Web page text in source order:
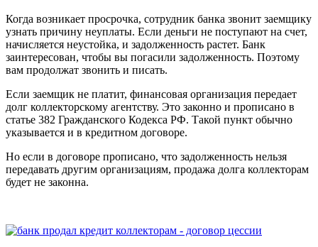
Когда возникает просрочка, сотрудник банка звонит заемщику
узнать причину неуплаты. Если деньги не поступают на счет,
начисляется неустойка, и задолженность растет. Банк
заинтересован, чтобы вы погасили задолженность. Поэтому
вам продолжат звонить и писать.
Если заемщик не платит, финансовая организация передает
долг коллекторскому агентству. Это законно и прописано в
статье 382 Гражданского Кодекса РФ. Такой пункт обычно
указывается и в кредитном договоре.
Но если в договоре прописано, что задолженность нельзя
передавать другим организациям, продажа долга коллекторам
будет не законна.